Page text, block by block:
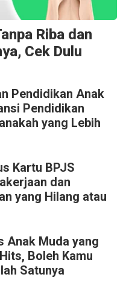
Riba dan
Cek Dulu
Pendidikan Anak
Pendidikan
yang Lebih
Kartu BPJS
dan
yang Hilang atau
Anak Muda yang
Boleh Kamu
Satunya